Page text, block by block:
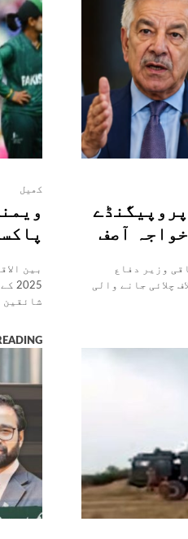
آصف
وزیر دفاع
چلائی جانے والی
کھیل
بین
شائقین